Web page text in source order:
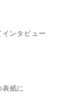
ンタビュー
紙に